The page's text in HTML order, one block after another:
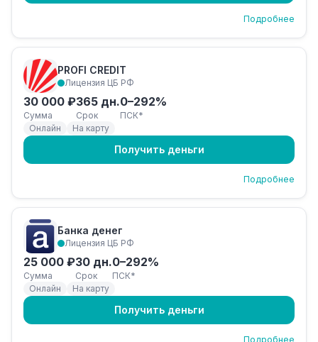
Подробнее
PROFI CREDIT
Лицензия ЦБ РФ
30 000 ₽
Сумма
365 дн.
Срок
0–292%
ПСК*
Онлайн
На карту
Получить деньги
Подробнее
Банка денег
Лицензия ЦБ РФ
25 000 ₽
Сумма
30 дн.
Срок
0–292%
ПСК*
Онлайн
На карту
Получить деньги
Подробнее